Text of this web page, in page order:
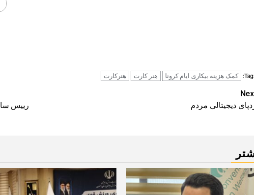
کمک هزینه بیکاری ایام کرونا هنر کارت هنرکارت
رییس
دیجیتالی مردم